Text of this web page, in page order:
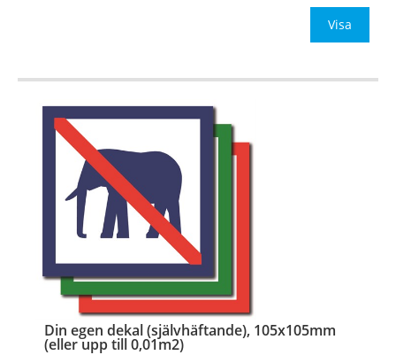
Visa
Din egen dekal (självhäftande), 105x105mm
(eller upp till 0,01m2)